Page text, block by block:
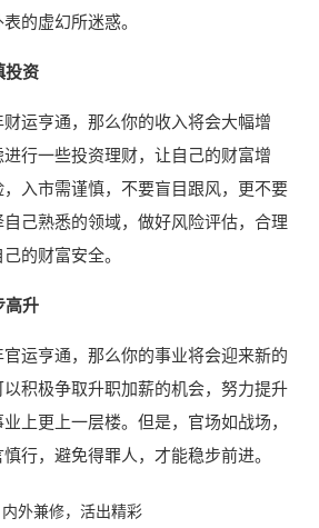
的虚幻所迷惑。
投资
运亨通，那么你的收入将会大幅增
行一些投资理财，让自己的财富增
入市需谨慎，不要盲目跟风，更不要
己熟悉的领域，做好风险评估，合理
的财富安全。
高升
运亨通，那么你的事业将会迎来新的
积极争取升职加薪的机会，努力提升
上更上一层楼。但是，官场如战场，
行，避免得罪人，才能稳步前进。
外兼修，活出精彩